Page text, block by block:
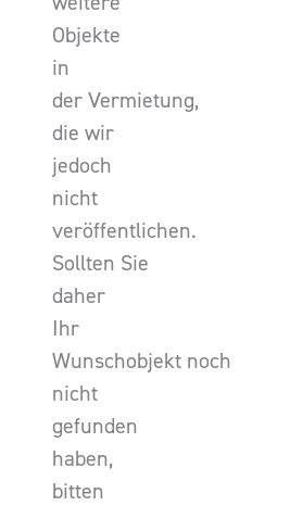
Objekte
in
der Vermietung,
die wir
jedoch
nicht
veröffentlichen.
Sollten Sie
daher
Ihr
Wunschobjekt noch
nicht
gefunden
haben,
bitten